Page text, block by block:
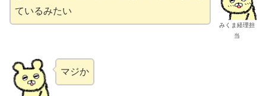
みくま経理担
当
ているみたい
マジか